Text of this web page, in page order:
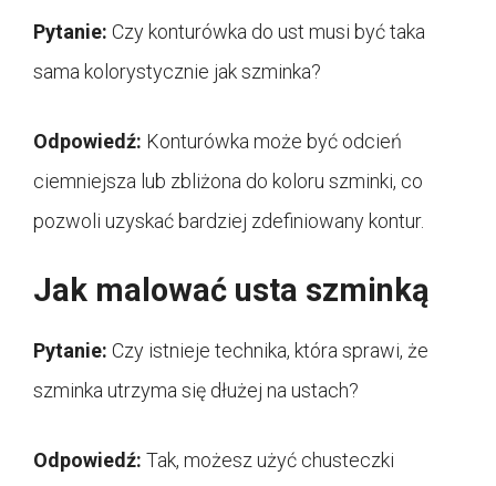
Pytanie: Czy konturówka do ust musi być taka
sama kolorystycznie jak szminka?
Odpowiedź: Konturówka może być odcień
ciemniejsza lub zbliżona do koloru szminki, co
pozwoli uzyskać bardziej zdefiniowany kontur.
Jak malować usta szminką
Pytanie: Czy istnieje technika, która sprawi, że
szminka utrzyma się dłużej na ustach?
Odpowiedź: Tak, możesz użyć chusteczki